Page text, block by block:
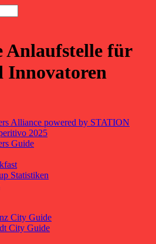
Anlaufstelle für
Innovatoren
Alliance powered by STATION
2025
Guide
Statistiken
City Guide
City Guide